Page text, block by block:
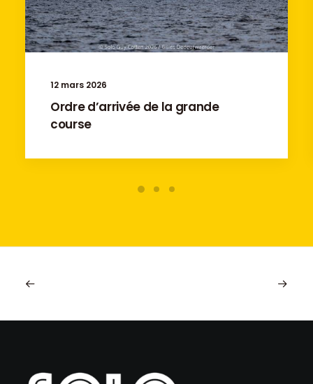
12 mars 2026
Ordre d’arrivée de la grande
course